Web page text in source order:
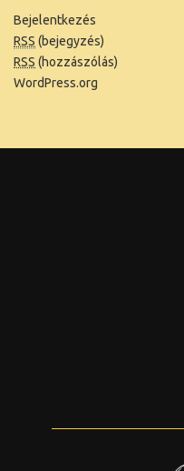
Bejelentkezés
RSS (bejegyzés)
RSS (hozzászólás)
WordPress.org